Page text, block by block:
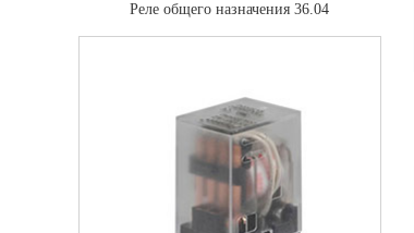
Реле общего назначения 36.04